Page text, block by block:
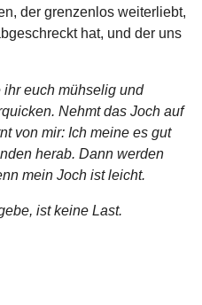
der grenzenlos weiterliebt,
hat, und der uns
ihr euch mühselig und
Nehmt das Joch auf
von mir: Ich meine es gut
herab. Dann werden
mein Joch ist leicht.
ist keine Last.